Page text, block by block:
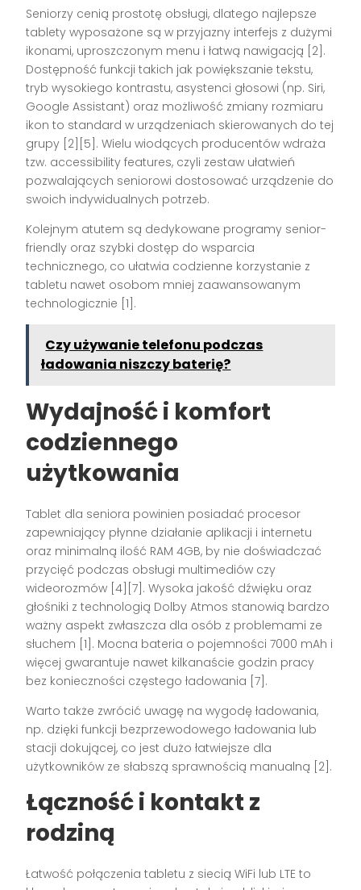
Seniorzy cenią prostotę obsługi, dlatego najlepsze
tablety wyposażone są w przyjazny interfejs z dużymi
ikonami, uproszczonym menu i łatwą nawigacją [2] .
Dostępność funkcji takich jak powiększanie tekstu,
tryb wysokiego kontrastu, asystenci głosowi (np. Siri,
Google Assistant) oraz możliwość zmiany rozmiaru
ikon to standard w urządzeniach skierowanych do tej
grupy [2][5] . Wielu wiodących producentów wdraża
tzw. accessibility features, czyli zestaw ułatwień
pozwalających seniorowi dostosować urządzenie do
swoich indywidualnych potrzeb.
Kolejnym atutem są dedykowane programy senior-
friendly oraz szybki dostęp do wsparcia
technicznego, co ułatwia codzienne korzystanie z
tabletu nawet osobom mniej zaawansowanym
technologicznie [1] .
Czy używanie telefonu podczas
ładowania niszczy baterię?
Wydajność i komfort
codziennego
użytkowania
Tablet dla seniora powinien posiadać procesor
zapewniający płynne działanie aplikacji i internetu
oraz minimalną ilość RAM 4GB, by nie doświadczać
przycięć podczas obsługi multimediów czy
wideorozmów [4][7] . Wysoka jakość dźwięku oraz
głośniki z technologią Dolby Atmos stanowią bardzo
ważny aspekt zwłaszcza dla osób z problemami ze
słuchem [1] . Mocna bateria o pojemności 7000 mAh i
więcej gwarantuje nawet kilkanaście godzin pracy
bez konieczności częstego ładowania [7] .
Warto także zwrócić uwagę na wygodę ładowania,
np. dzięki funkcji bezprzewodowego ładowania lub
stacji dokującej, co jest dużo łatwiejsze dla
użytkowników ze słabszą sprawnością manualną [2] .
Łączność i kontakt z
rodziną
Łatwość połączenia tabletu z siecią WiFi lub LTE to